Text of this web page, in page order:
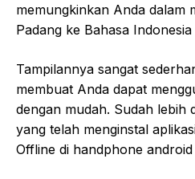
memungkinkan Anda dalam
Padang ke Bahasa
Tampilannya sangat
membuat Anda dapat
dengan mudah. Sudah lebih
yang telah menginstal
Offline di handphone